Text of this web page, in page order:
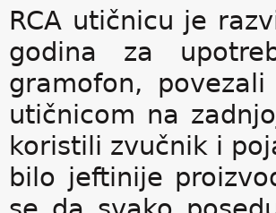
RCA utičnicu je
godina za
gramofon,
utičnicom na
koristili zvučnik i
bilo jeftinije